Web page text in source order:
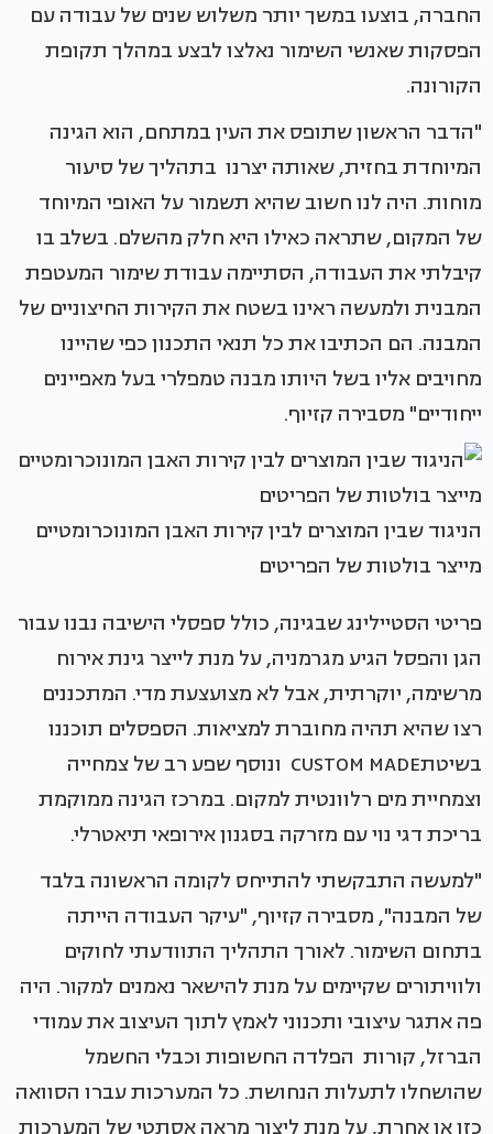
החברה, בוצעו במשך יותר משלוש שנים של עבודה עם
הפסקות שאנשי השימור נאלצו לבצע במהלך תקופת
הקורונה.
"הדבר הראשון שתופס את העין במתחם, הוא הגינה
המיוחדת בחזית, שאותה יצרנו בתהליך של סיעור
מוחות. היה לנו חשוב שהיא תשמור על האופי המיוחד
של המקום, שתראה כאילו היא חלק מהשלם. בשלב בו
קיבלתי את העבודה, הסתיימה עבודת שימור המעטפת
המבנית ולמעשה ראינו בשטח את הקירות החיצוניים של
המבנה. הם הכתיבו את כל תנאי התכנון כפי שהיינו
מחויבים אליו בשל היותו מבנה טמפלרי בעל מאפיינים
ייחודיים" מסבירה קזיוף.
הניגוד שבין המוצרים לבין קירות האבן המונוכרומטיים
מייצר בולטות של הפריטים
פריטי הסטיילינג שבגינה, כולל ספסלי הישיבה נבנו עבור
הגן והפסל הגיע מגרמניה, על מנת לייצר גינת אירוח
מרשימה, יוקרתית, אבל לא מצועצעת מדי. המתכננים
רצו שהיא תהיה מחוברת למציאות. הספסלים תוכננו
בשיטתCUSTOM MADE ונוסף שפע רב של צמחייה
וצמחיית מים רלוונטית למקום. במרכז הגינה ממוקמת
בריכת דגי נוי עם מזרקה בסגנון אירופאי תיאטרלי.
"למעשה התבקשתי להתייחס לקומה הראשונה בלבד
של המבנה", מסבירה קזיוף, "עיקר העבודה הייתה
בתחום השימור. לאורך התהליך התוודעתי לחוקים
ולוויתורים שקיימים על מנת להישאר נאמנים למקור. היה
פה אתגר עיצובי ותכנוני לאמץ לתוך העיצוב את עמודי
הברזל, קורות הפלדה החשופות וכבלי החשמל
שהושחלו לתעלות הנחושת. כל המערכות עברו הסוואה
כזו או אחרת, על מנת ליצור מראה אסתטי של המערכות